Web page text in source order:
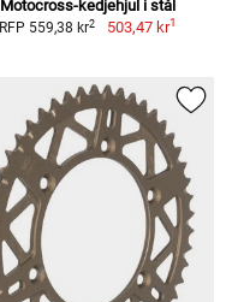
Motocross-kedjehjul i stål
RFP 559,38 kr2 503,47 kr1